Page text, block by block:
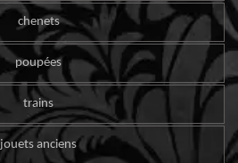
chenets
poupées
trains
jouets anciens